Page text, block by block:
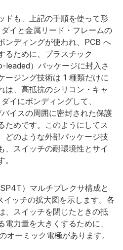
ドも、上記の手順を使って形
イと金属リード・フレームの
ンディングが使われ、PCB へ
るために、プラスチック
）パッケージに封入さ
ージング技術は 1 種類だけに
は、高抵抗のシリコン・キャ
イにボンディングして、
イスの周囲に密封された保護
ためです。このようにしてス
どのような外部パッケージ技
、スイッチの耐環境性とサイ
）マルチプレクサ構成と
ッチの拡大図を示します。各
、スイッチを閉じたときの抵
力量を大きくするために、
オーミック電極があります。